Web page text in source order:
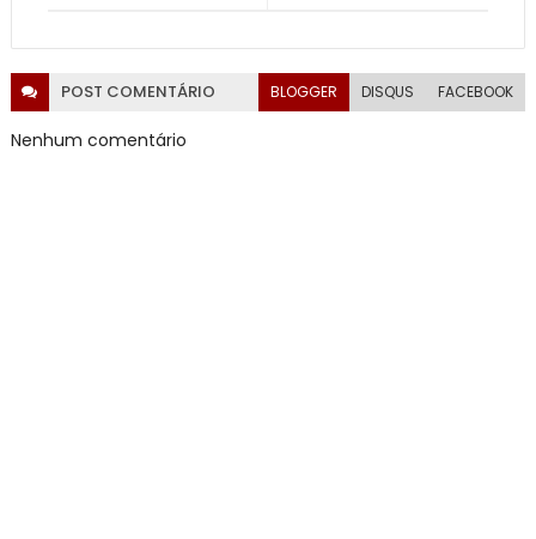
POST COMENTÁRIO BLOGGER DISQUS FACEBOOK
Nenhum comentário